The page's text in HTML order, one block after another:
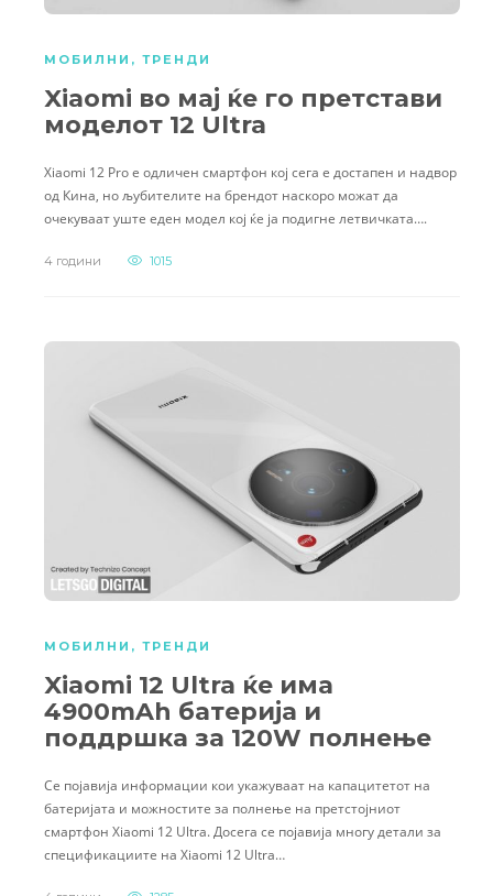
МОБИЛНИ , ТРЕНДИ
Xiaomi во мај ќе го претстави
моделот 12 Ultra
Xiaomi 12 Pro е одличен смартфон кој сега е достапен и надвор
од Кина, но љубителите на брендот наскоро можат да
очекуваат уште еден модел кој ќе ја подигне летвичката….
4 години 1015
МОБИЛНИ , ТРЕНДИ
Xiaomi 12 Ultra ќе има
4900mAh батерија и
поддршка за 120W полнење
Се појавија информации кои укажуваат на капацитетот на
батеријата и можностите за полнење на претстојниот
смартфон Xiaomi 12 Ultra. Досега се појавија многу детали за
спецификациите на Xiaomi 12 Ultra…